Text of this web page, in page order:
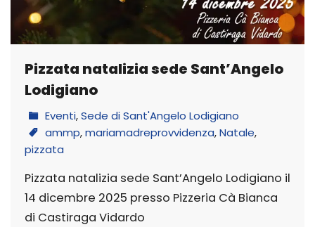
Pizzata natalizia sede Sant’Angelo
Lodigiano
Eventi,Sede di Sant'Angelo Lodigiano
ammp,mariamadreprovvidenza,Natale,
pizzata
Pizzata natalizia sede Sant’Angelo Lodigiano il
14 dicembre 2025 presso Pizzeria Cà Bianca
di Castiraga Vidardo